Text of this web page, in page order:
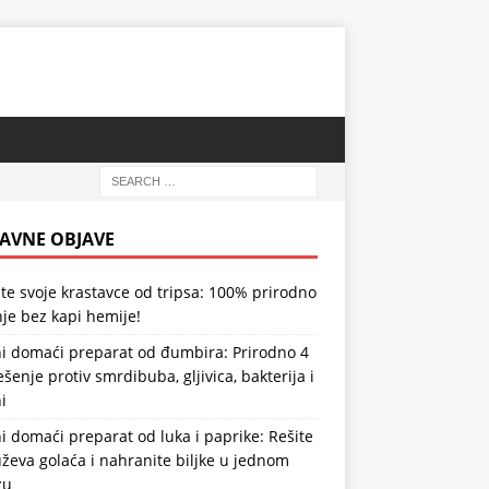
OBJAVE
svoje krastavce od tripsa: 100% prirodno
bez kapi hemije!
domaći preparat od đumbira: Prirodno 4
protiv smrdibuba, gljivica, bakterija i
domaći preparat od luka i paprike: Rešite
golaća i nahranite biljke u jednom